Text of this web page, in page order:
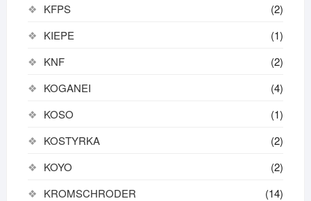
KFPS
(2)
KIEPE
(1)
KNF
(2)
KOGANEI
(4)
KOSO
(1)
KOSTYRKA
(2)
KOYO
(2)
KROMSCHRODER
(14)